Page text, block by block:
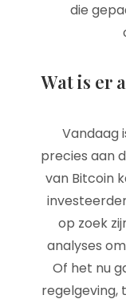
die
Wat is er
Vandaag
precies aan
van Bitcoin
op zoek
analyses
Of het nu
regelgeving,